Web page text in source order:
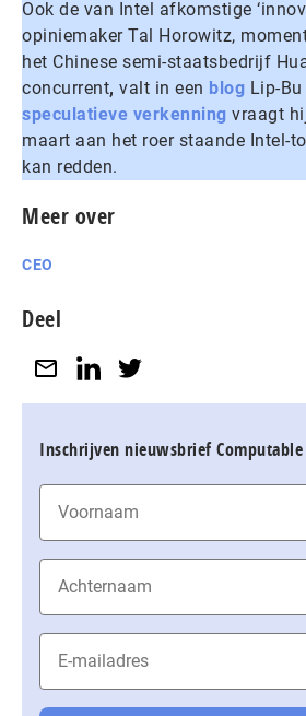
Ook de van Intel afkomstige
opiniemaker Tal Horowitz,
het Chinese semi-staatsbedrijf
concurrent, valt in een blog Lip-
speculatieve verkenning vraagt
maart aan het roer staande Intel-
kan redden.
Meer over
CEO
Deel
Inschrijven nieuwsbrief Computable